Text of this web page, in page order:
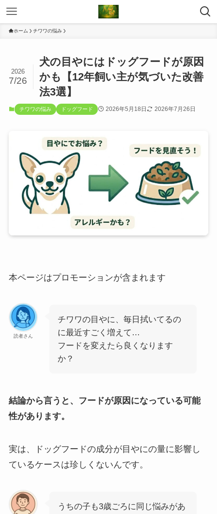
ホーム チワワの悩み
犬の目やにはドッグフードが原因
かも【12年飼い主が気づいた改善
法3選】
2026
7/26
チワワの悩み ドッグフード 2026年5月18日 2026年7月26日
本ページはプロモーションが含まれます
読者さん
チワワの目やに、毎日拭いてるの
に最近すごく増えて…
フードを変えたら良くなります
か？
結論から言うと、フードが原因になっている可能
性があります。
実は、ドッグフードの成分が目やにの量に影響し
ているケースは珍しくないんです。
うちの子も3歳ごろに同じ悩みがあ